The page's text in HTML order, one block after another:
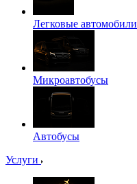
Легковые автомобили
Микроавтобусы
Автобусы
Услуги